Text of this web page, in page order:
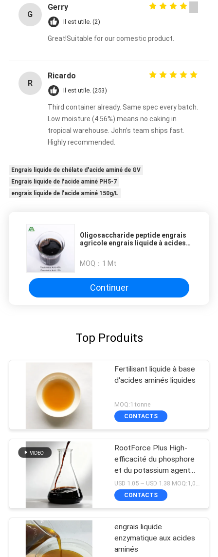
or supplement brand.
G
Gerry
Il est utile. (2)
Great!Suitable for our comestic product.
R
Ricardo
Il est utile. (253)
Third container already. Same spec every batch.
Low moisture (4.56%) means no caking in
tropical warehouse. John’s team ships fast.
Highly recommended.
Engrais liquide de chélate d'acide aminé de GV
Engrais liquide de l'acide aminé PH5-7
engrais liquide de l'acide aminé 150g/L
Oligosaccharide peptide engrais
agricole engrais liquide à acides
MOQ： 1 Mt
Continuer
Top Produits
Fertilisant liquide à base
d'acides aminés liquides
MOQ:1 tonne
CONTACTS
RootForce Plus High-
efficacité du phosphore
et du potassium agent
solubilisant avec
chélates d'acides aminés
pour des systèmes
USD 1.05 ~ USD 1.38 MOQ:1,000 LITRE
CONTACTS
engrais liquide
enzymatique aux acides
aminés